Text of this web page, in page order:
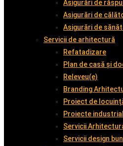
Asigurări de
Asigurări de
Asigurări de
Servicii de arhitectură
Refatadizare
Plan de casă și
Releveu(e)
Branding
Proiect de
Proiecte
Servicii
Servicii design